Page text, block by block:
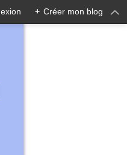
+ Créer mon blog